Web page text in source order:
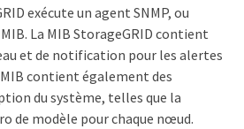
exécute un agent SNMP, ou
La MIB StorageGRID contient
et de notification pour les alertes
contient également des
du système, telles que la
de modèle pour chaque nœud.